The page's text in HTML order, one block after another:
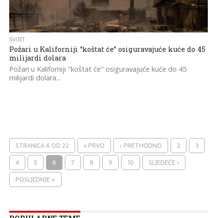
SVIJET
Požari u Kaliforniji “koštat će” osiguravajuće kuće do 45
milijardi dolara
Požari u Kaliforniji "koštat će" osiguravajuće kuće do 45
milijardi dolara...
STRANICA 6 OD 22 « PRVO ‹ PRETHODNO 2
3
4
5 6 7 8 9 10
SLJEDEĆE ›
POSLJEDNJE »